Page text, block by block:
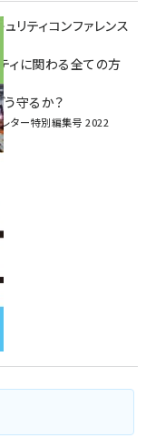
リティコンファレンス
ィに関わる全ての方
守るか？
ター特別編集号 2022